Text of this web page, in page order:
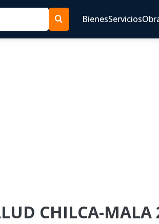
BienesServicios
CHILCA-MALA